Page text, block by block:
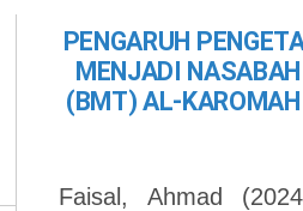
PENGARUH
MENJADI
(BMT) AL-
Faisal, Ahmad